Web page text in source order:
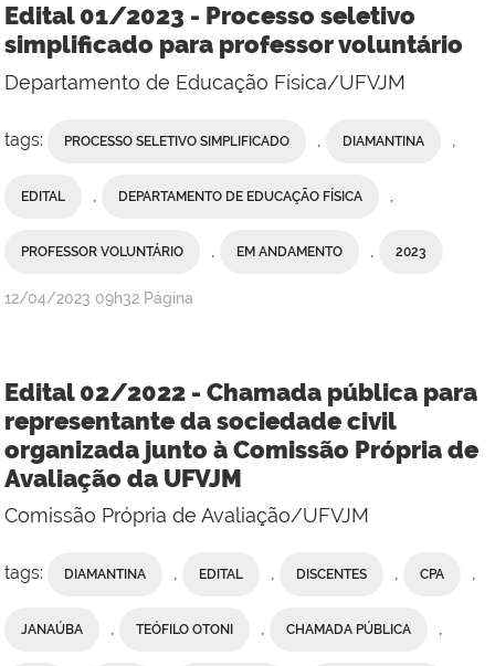
Edital 01/2023 - Processo seletivo
simplificado para professor voluntário
Departamento de Educação Física/UFVJM
tags: PROCESSO SELETIVO SIMPLIFICADO DIAMANTINA
EDITAL DEPARTAMENTO DE EDUCAÇÃO FÍSICA
PROFESSOR VOLUNTÁRIO EM ANDAMENTO 2023
publicado
12/04/2023 09h32 Página
Edital 02/2022 - Chamada pública para
representante da sociedade civil
organizada junto à Comissão Própria de
Avaliação da UFVJM
Comissão Própria de Avaliação/UFVJM
tags: DIAMANTINA , EDITAL , DISCENTES , CPA ,
JANAÚBA , TEÓFILO OTONI , CHAMADA PÚBLICA ,